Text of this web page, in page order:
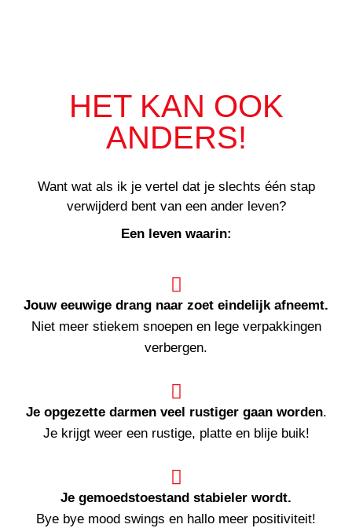
HET KAN OOK
ANDERS!
Want wat als ik je vertel dat je slechts één stap
verwijderd bent van een ander leven?
Een leven waarin:
Jouw eeuwige drang naar zoet eindelijk afneemt.
Niet meer stiekem snoepen en lege verpakkingen
verbergen.
Je opgezette darmen veel rustiger gaan worden.
Je krijgt weer een rustige, platte en blije buik!
Je gemoedstoestand stabieler wordt.
Bye bye mood swings en hallo meer positiviteit!